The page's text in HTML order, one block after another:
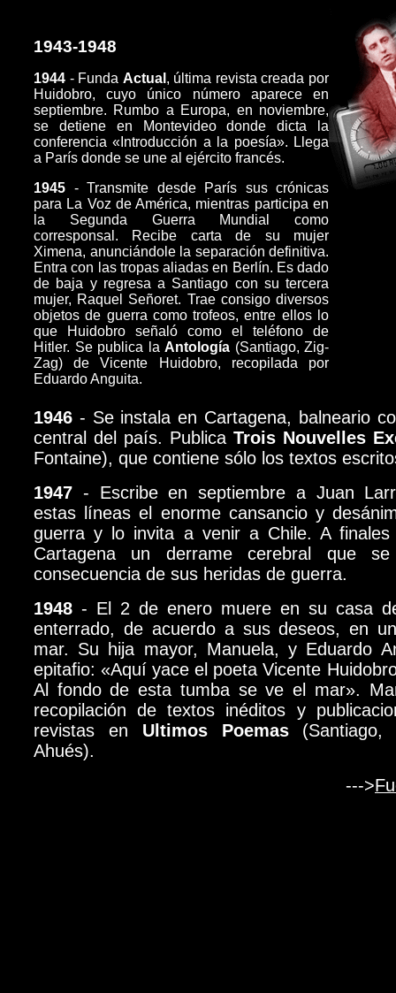
1943-1948
1944 - Funda Actual , última revista creada por
Huidobro, cuyo único número aparece en
septiembre. Rumbo a Europa, en noviembre,
se detiene en Montevideo donde dicta la
conferencia «Introducción a la poesía». Llega
a París donde se une al ejército francés.
1945 - Transmite desde París sus crónicas
para La Voz de América, mientras participa en
la Segunda Guerra Mundial como
corresponsal. Recibe carta de su mujer
Ximena, anunciándole la separación definitiva.
Entra con las tropas aliadas en Berlín. Es dado
de baja y regresa a Santiago con su tercera
mujer, Raquel Señoret. Trae consigo diversos
objetos de guerra como trofeos, entre ellos lo
que Huidobro señaló como el teléfono de
Hitler. Se publica la Antología (Santiago, Zig-
Zag) de Vicente Huidobro, recopilada por
Eduardo Anguita.
1946 - Se instala en Cartagena, balneario
central del país. Publica Trois Nouvelles
Fontaine), que contiene sólo los textos
1947 - Escribe en septiembre a Juan
estas líneas el enorme cansancio y
guerra y lo invita a venir a Chile. A
Cartagena un derrame cerebral que
consecuencia de sus heridas de guerra.
1948 - El 2 de enero muere en su casa
enterrado, de acuerdo a sus deseos, en
mar. Su hija mayor, Manuela, y Eduardo
epitafio: «Aquí yace el poeta Vicente
Al fondo de esta tumba se ve el mar».
recopilación de textos inéditos y
revistas en Ultimos Poemas(Santiago,
Ahués).
--->